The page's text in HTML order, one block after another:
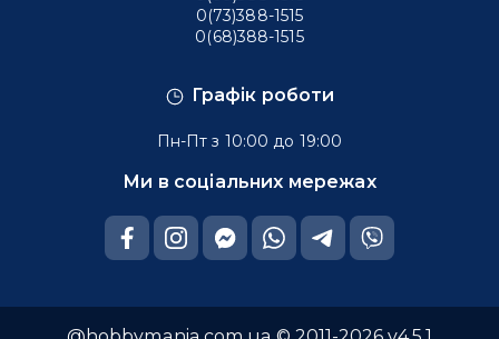
Графік роботи
Пн-Пт з 10:00 до 19:00
Ми в соціальних мережах
0(73)388-1515
0(68)388-1515